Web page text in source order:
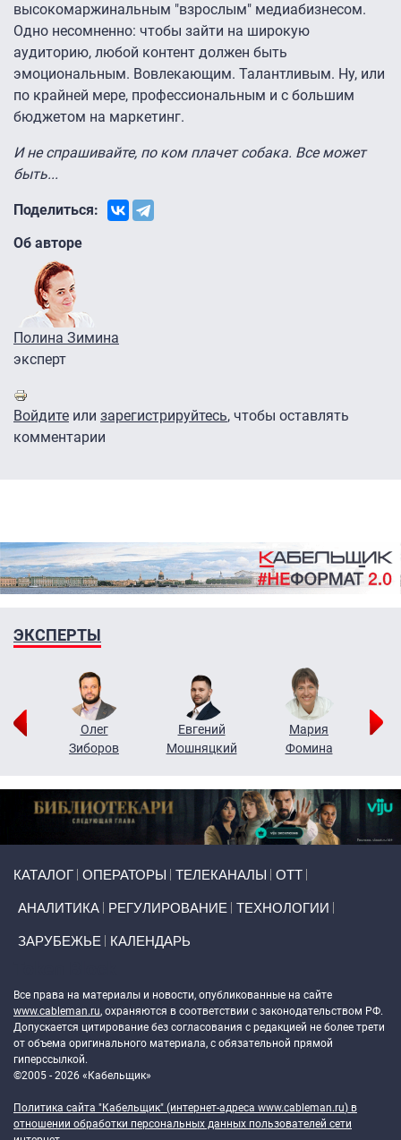
высокомаржинальным "взрослым" медиабизнесом.
Одно несомненно: чтобы зайти на широкую
аудиторию, любой контент должен быть
эмоциональным. Вовлекающим. Талантливым. Ну, или
по крайней мере, профессиональным и с большим
бюджетом на маркетинг.
И не спрашивайте, по ком плачет собака. Все может
быть...
Поделиться:
Об авторе
Полина Зимина
эксперт
Войдите или зарегистрируйтесь, чтобы оставлять
комментарии
ЭКСПЕРТЫ
Олег
Зиборов
Евгений
Мошняцкий
Мария
Фомина
КАТАЛОГ ОПЕРАТОРЫ ТЕЛЕКАНАЛЫ ОТТ
АНАЛИТИКА РЕГУЛИРОВАНИЕ ТЕХНОЛОГИИ
ЗАРУБЕЖЬЕ КАЛЕНДАРЬ
Все права на материалы и новости, опубликованные на сайте
www.cableman.ru, охраняются в соответствии с законодательством РФ.
Допускается цитирование без согласования с редакцией не более трети
от объема оригинального материала, с обязательной прямой
гиперссылкой.
©2005 - 2026 «Кабельщик»
Политика сайта "Кабельщик" (интернет-адреса www.cableman.ru) в
отношении обработки персональных данных пользователей сети